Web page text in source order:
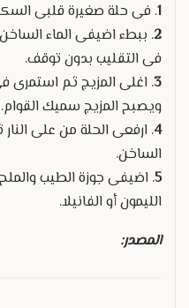
1. فى حلة صغيرة قلبى
2. ببطء اضيفى الماء
فى التقليب بدون توقف.
3. اغلى المزيج ثم
ويصبح المزيج سميك القوام.
4. ارفعى الحلة من على
الساخن.
5. اضيفى جوزة الطيب
الليمون أو الفانيلا.
المصدر: